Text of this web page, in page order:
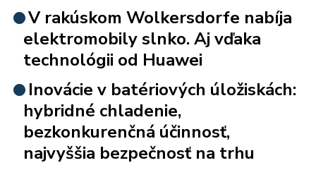
V rakúskom Wolkersdorfe nabíja
elektromobily slnko. Aj vďaka
technológii od Huawei
Inovácie v batériových úložiskách:
hybridné chladenie,
bezkonkurenčná účinnosť,
najvyššia bezpečnosť na trhu